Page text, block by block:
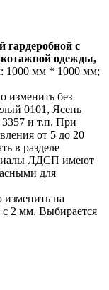
гардеробной с
одежды,
1000 мм * 1000 мм;
изменить без
0101, Ясень
и т.п. При
от 5 до 20
в разделе
ЛДСП имеют
для
на
2 мм. Выбирается